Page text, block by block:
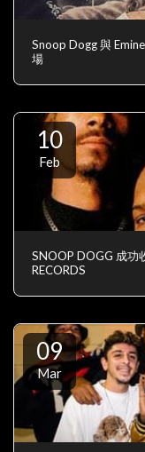
Snoop Dogg 與
場
10
Feb
SNOOP DOGG 成功
RECORDS
09
Mar